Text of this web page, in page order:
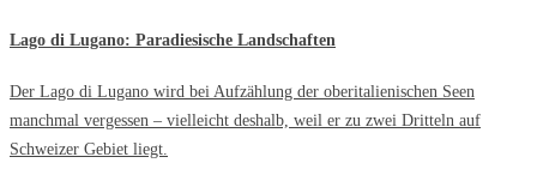
Lago di Lugano: Paradiesische Landschaften
Der Lago di Lugano wird bei Aufzählung der oberitalienischen Seen
manchmal vergessen – vielleicht deshalb, weil er zu zwei Dritteln auf
Schweizer Gebiet liegt.